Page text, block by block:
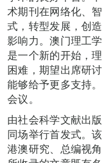
术期刊在网络化、
式，转型发展，创
影响力。澳门理工
是一个新的开始，
困难，期望出席研
能够给予更多支持
会议。
由社会科学文献出
同场举行首发式。
港澳研究、总编视